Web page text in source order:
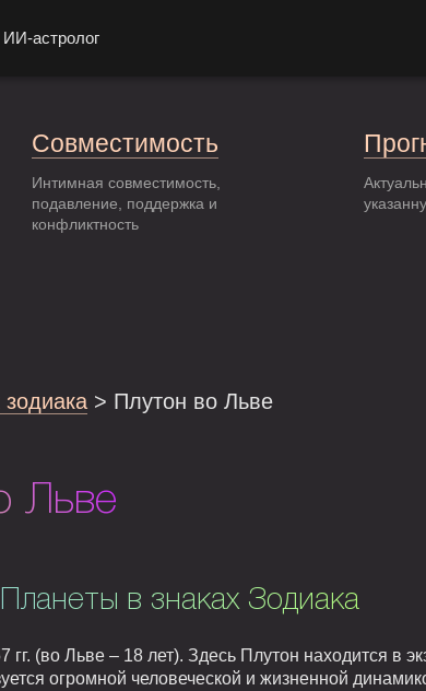
астролог
Совместимость
Интимная совместимость,
подавление, поддержка и
конфликтность
> Плутон во Льве
Льве
Планеты в знаках Зодиака
гг. (во Льве – 18 лет). Здесь Плутон находится в
огромной человеческой и жизненной